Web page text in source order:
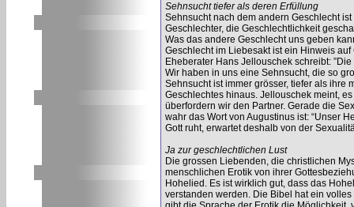
Sehnsucht tiefer als deren Erfüllung
Sehnsucht nach dem andern Geschlecht
Geschlechter, die Geschlechtlichkeit
Was das andere Geschlecht uns geben
Geschlecht im Liebesakt ist ein Hinweis
Eheberater Hans Jellouschek schreibt:
Wir haben in uns eine Sehnsucht, die so
Sehnsucht ist immer grösser, tiefer als ihre
Geschlechtes hinaus. Jellouschek meint,
überfordern wir den Partner. Gerade die
wahr das Wort von Augustinus ist: “Unser
Gott ruht, erwartet deshalb von der
Ja zur geschlechtlichen Lust
Die grossen Liebenden, die christlichen
menschlichen Erotik von ihrer
Hohelied. Es ist wirklich gut, dass das
verstanden werden. Die Bibel hat ein